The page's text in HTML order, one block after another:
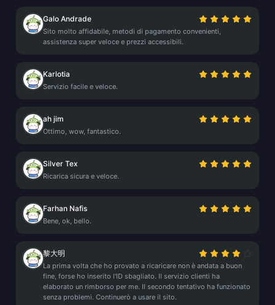
Galo Andrade
Sito molto affidabile, metodi di pagamento convenienti,
assistenza super veloce e prezzi accessibili.
Karlotia
Servizio facile e veloce.
ah jim
Ottimo, wow, fantastico.
Silver Tex
Ricarica sicura e veloce.
Farhan Nafis
Bene, ok, bello.
黎大明
La prima volta che ho provato a ricaricare non è andata a buon
fine, forse ho inserito l'ID sbagliato. Il servizio clienti ha
elaborato un rimborso per me. Il secondo tentativo ha funzionato
senza problemi. Continuerò a usare il sito.